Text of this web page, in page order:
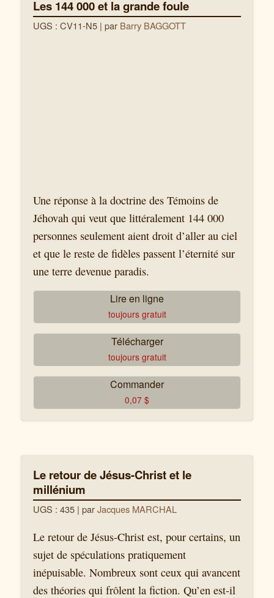
Les 144 000 et la grande foule
UGS : CV11-N5 | par Barry BAGGOTT
Une réponse à la doctrine des Témoins de
Jéhovah qui veut que littéralement 144 000
personnes seulement aient droit d’aller au ciel
et que le reste de fidèles passent l’éternité sur
une terre devenue paradis.
Lire en ligne
toujours gratuit
Télécharger
toujours gratuit
Commander
0,07 $
Le retour de Jésus-Christ et le
millénium
UGS : 435 | parJacques MARCHAL
Le retour de Jésus-Christ est, pour certains, un
sujet de spéculations pratiquement
inépuisable. Nombreux sont ceux qui avancent
des théories qui frôlent la fiction. Qu’en est-il